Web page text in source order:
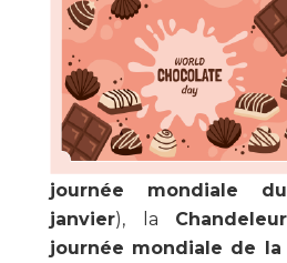
journée mondiale
janvier), la Chandeleur
journée mondiale de la